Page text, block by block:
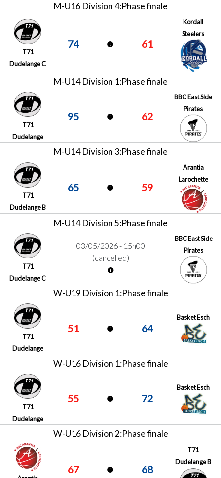
M-U16 Division 4:Phase finale
T71
Dudelange C
74 61
Kordall
Steelers
M-U14 Division 1:Phase finale
T71
Dudelange
95 62
BBC East Side
Pirates
M-U14 Division 3:Phase finale
T71
Dudelange B
65 59
Arantia
Larochette
M-U14 Division 5:Phase finale
T71
Dudelange C
03/05/2026 - 15h00
(cancelled)
BBC East Side
Pirates
W-U19 Division 1:Phase finale
T71
Dudelange
51 64
Basket Esch
W-U16 Division 1:Phase finale
T71
Dudelange
55 72
Basket Esch
W-U16 Division 2:Phase finale
67 68
T71
Dudelange B